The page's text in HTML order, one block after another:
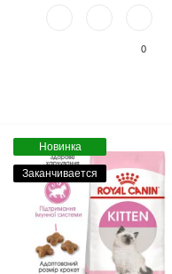
0
Новинка
Заканчивается